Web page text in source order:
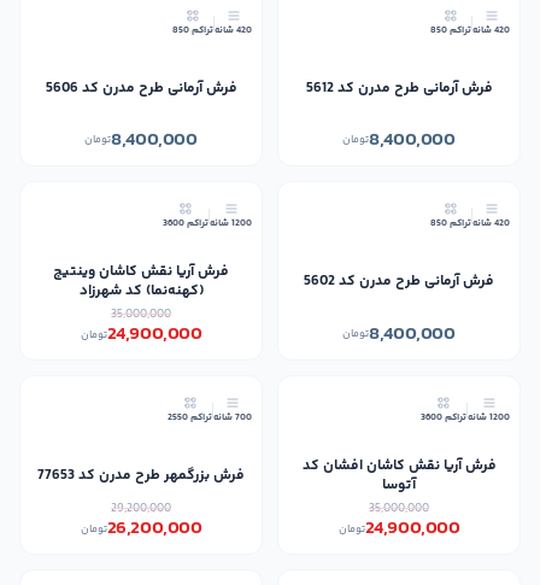
420 شانه تراکم 850
فرش آرمانی طرح مدرن کد 5612
8,400,000تومان
420 شانه تراکم 850
فرش آرمانی طرح مدرن کد 5606
8,400,000تومان
420 شانه تراکم 850
فرش آرمانی طرح مدرن کد 5602
8,400,000تومان
1200 شانه تراکم 3600
فرش آریا نقش کاشان وینتیج
(کهنه‌نما) کد شهرزاد
35,000,000
24,900,000تومان
1200 شانه تراکم 3600
فرش آریا نقش کاشان افشان کد
آتوسا
35,000,000
24,900,000تومان
700 شانه تراکم 2550
فرش بزرگمهر طرح مدرن کد 77653
29,200,000
26,200,000تومان